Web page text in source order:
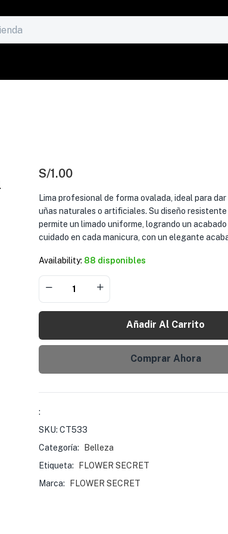
S/1.00
Lima profesional de forma ovalada, ideal para
uñas naturales o artificiales. Su diseño resistente
permite un limado uniforme, logrando un
cuidado en cada manicura, con un elegante
Availability: 88 disponibles
Añadir Al Carrito
Comprar Ahora
:
SKU: CT533
Categoría:
Belleza
Etiqueta:
FLOWER SECRET
Marca:
FLOWER SECRET